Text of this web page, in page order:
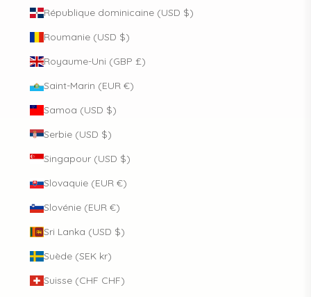
République dominicaine (USD $)
Roumanie (USD $)
Royaume-Uni (GBP £)
Saint-Marin (EUR €)
Samoa (USD $)
Serbie (USD $)
Singapour (USD $)
Slovaquie (EUR €)
Slovénie (EUR €)
Sri Lanka (USD $)
Suède (SEK kr)
Suisse (CHF CHF)